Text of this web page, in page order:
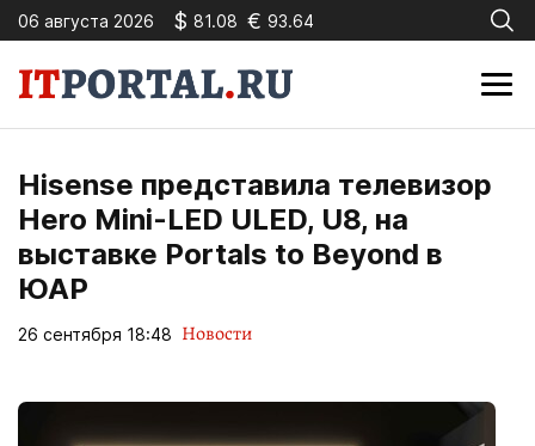
06 августа 2026 $ 81.08 € 93.64
Hisense представила телевизор
Hero Mini-LED ULED, U8, на
выставке Portals to Beyond в
ЮАР
26 сентября 18:48 Новости